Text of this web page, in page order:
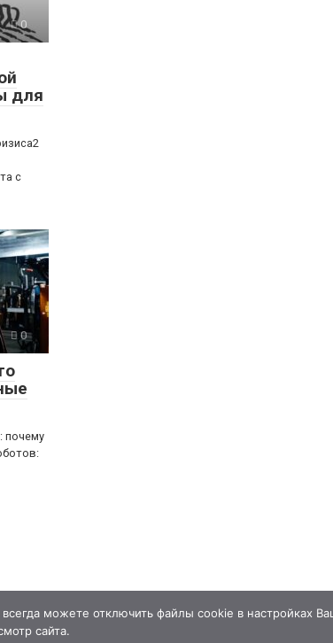
0
для
с
0
почему
можете отключить файлы cookie в настройках
сайта.